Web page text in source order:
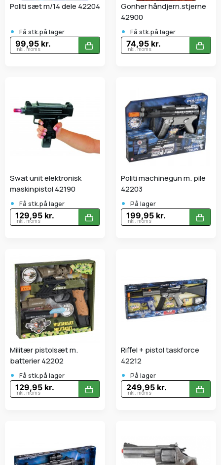
Politi sæt m/14 dele 42204
• Få stk.på lager
99,95 kr.
Inkl. moms
Gonher håndjern.stjerne
42900
• Få stk.på lager
74,95 kr.
Inkl. moms
Swat unit elektronisk
maskinpistol 42190
• Få stk.på lager
129,95 kr.
Inkl. moms
Politi machinegun m. pile
42203
• På lager
199,95 kr.
Inkl. moms
Militær pistolsæt m.
batterier 42202
• Få stk.på lager
129,95 kr.
Inkl. moms
Riffel + pistol taskforce
42212
• På lager
249,95 kr.
Inkl. moms